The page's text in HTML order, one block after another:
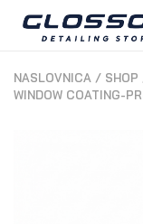
NASLOVNICA / SHOP
WINDOW COATING-